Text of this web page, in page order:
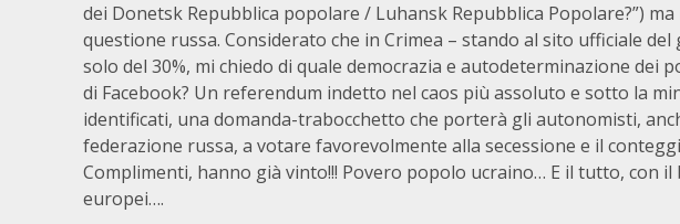
dei Donetsk Repubblica popolare / Luhansk Repubblica Popolare?”) ma
questione russa. Considerato che in Crimea – stando al sito ufficiale
solo del 30%, mi chiedo di quale democrazia e autodeterminazione dei
di Facebook? Un referendum indetto nel caos più assoluto e sotto la
identificati, una domanda-trabocchetto che porterà gli autonomisti,
federazione russa, a votare favorevolmente alla secessione e il
Complimenti, hanno già vinto!!! Povero popolo ucraino… E il tutto, con
europei….